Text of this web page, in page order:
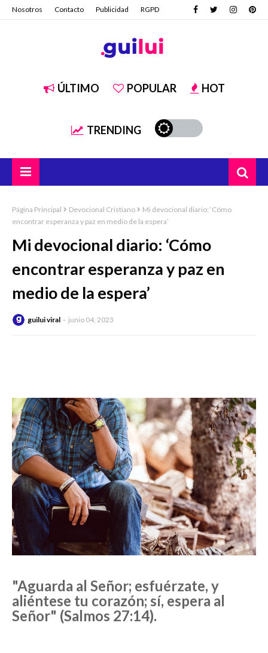
Nosotros Contacto Publicidad RGPD
ÚLTIMO POPULAR HOT
TRENDING
Página Principal Devocional Cristiano
Mi devocional diario: ‘Cómo
encontrar esperanza y paz en medio de la espera’
Mi devocional diario: ‘Cómo
encontrar esperanza y paz en
medio de la espera’
guilui viral junio 04, 2023
"Aguarda al Señor; esfuérzate, y
aliéntese tu corazón; sí, espera al
Señor" (Salmos 27:14).